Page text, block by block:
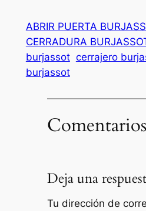
ABRIR PUERTA
CERRADURA
burjassot cerrajero
burjassot
Comentarios
Deja una
Tu dirección de